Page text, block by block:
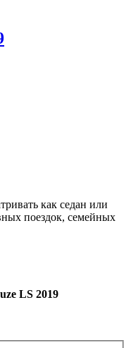
как седан или
поездок, семейных
LS 2019